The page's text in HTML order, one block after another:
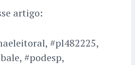
artigo:
#pl482225,
#podesp,